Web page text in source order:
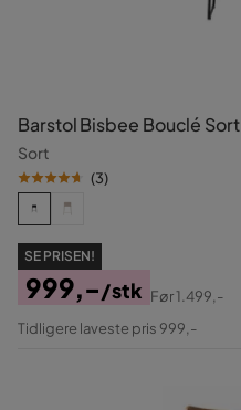
Barstol Bisbee Bouclé Sort
Sort
(3)
SE PRISEN!
Pris
999,-/stk
Original
Før1.499,-
Tidligere laveste pris 999,-